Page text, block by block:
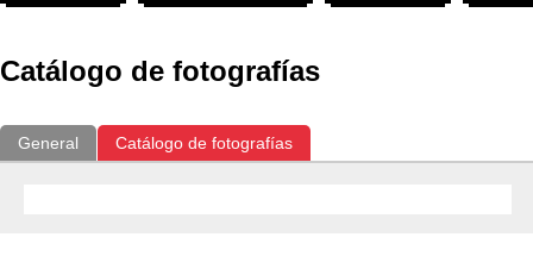
Catálogo de fotografías
General Catálogo de fotografías